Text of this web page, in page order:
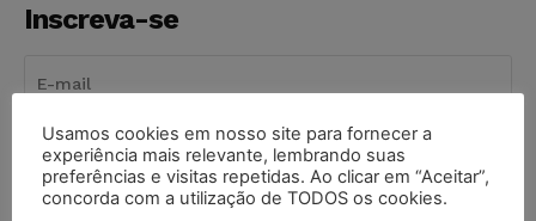
Inscreva-se
INSCREVER
Li e aceito aPolítica de Privacidade
Usamos cookies em nosso site para fornecer a
experiência mais relevante, lembrando suas
preferências e visitas repetidas. Ao clicar em “Aceitar”,
concorda com a utilização de TODOS os cookies.